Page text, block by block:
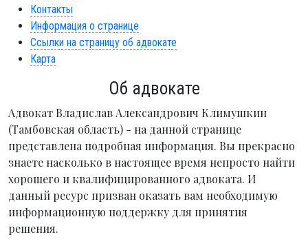
Контакты
Информация о странице
Ссылки на страницу об адвокате
Карта
Об адвокате
Адвокат Владислав Александрович Климушкин
(Тамбовская область) - на данной странице
представлена подробная информация. Вы прекрасно
знаете насколько в настоящее время непросто найти
хорошего и квалифицированного адвоката. И
данный ресурс призван оказать вам необходимую
информационную поддержку для принятия
решения.